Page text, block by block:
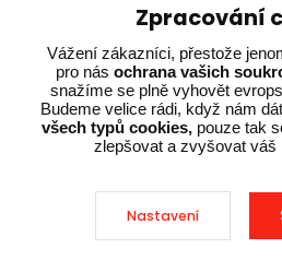
Ing. Adam Dvořák
+420 602 234 254
(Po-Pá 8:00 - 15:00)
potrebujiporadit@dvorak-
Zpracování
Vážení zákazníci, přestože
pro nás ochrana vašich
snažíme se plně vyhovět
Budeme velice rádi, když nám
všech typů cookies,pouze tak
zlepšovat a zvyšovat váš
Nastavení